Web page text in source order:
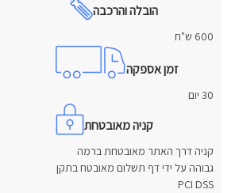
הובלה והרכבה
600 ש"ח
זמן אספקה
30 יום
קניה מאובטחת
קניה דרך האתר מאובטחת ברמה
גבוהה על ידי דף תשלום מאובטח בתקן
PCI DSS